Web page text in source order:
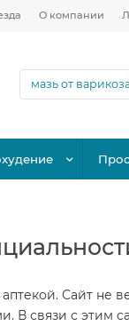
О компании
Сайт не
В связи с этим